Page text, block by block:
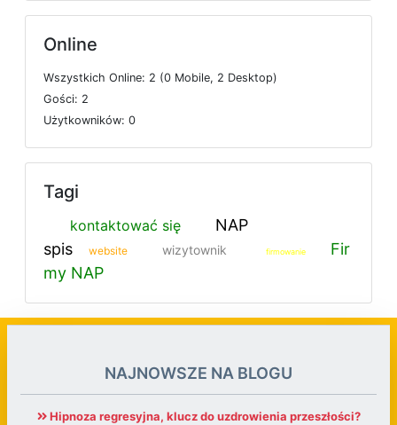
Online
Wszystkich Online: 2 (0 Mobile, 2 Desktop)
Gości: 2
Użytkowników: 0
Tagi
kontaktować się
NAP
spis
website wizytownik firmowanie
Fir
my NAP
NAJNOWSZE NA BLOGU
Hipnoza regresyjna, klucz do uzdrowienia przeszłości?